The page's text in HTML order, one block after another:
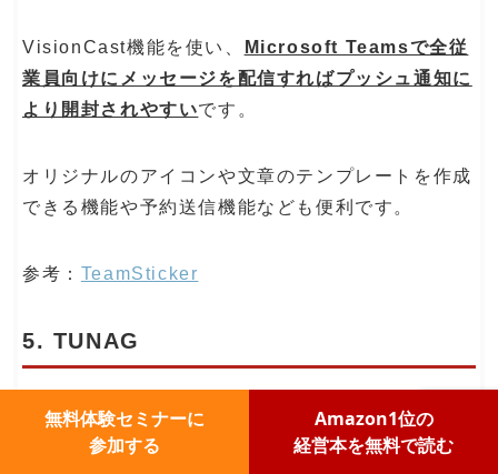
VisionCast機能を使い、
Microsoft Teamsで全従
業員向けにメッセージを配信すればプッシュ通知に
より開封されやすいです。
オリジナルのアイコンや文章のテンプレートを作成
できる機能や予約送信機能なども便利です。
参考： TeamSticker
5. TUNAG
無料体験セミナーに
参加する
Amazon1位の
経営本を無料で読む